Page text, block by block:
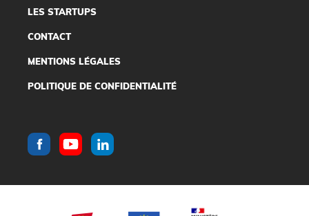
LES STARTUPS
CONTACT
MENTIONS LÉGALES
POLITIQUE DE CONFIDENTIALITÉ